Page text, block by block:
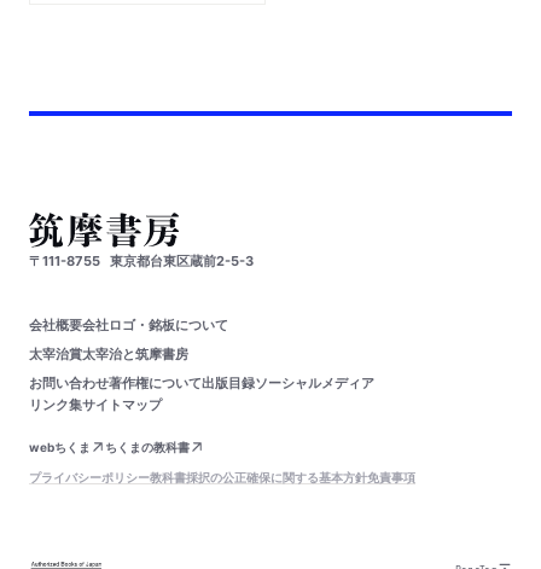
〒111-8755 東京都台東区蔵前2-5-3
会社概要会社ロゴ・銘板について
太宰治賞太宰治と筑摩書房
お問い合わせ著作権について出版目録ソーシャルメディア
リンク集サイトマップ
webちくま
ちくまの教科書
プライバシーポリシー教科書採択の公正確保に関する基本方針免責事項